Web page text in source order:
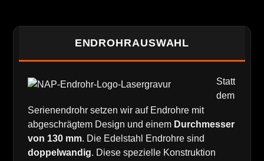
ENDROHRAUSWAHL
Statt
dem
Serien­endrohr setzen wir auf Endrohre mit
abgeschrägtem Design und einem Durchmesser
von 130 mm. Die Edelstahl Endrohre sind
doppelwandig. Diese spezielle Konstruktion